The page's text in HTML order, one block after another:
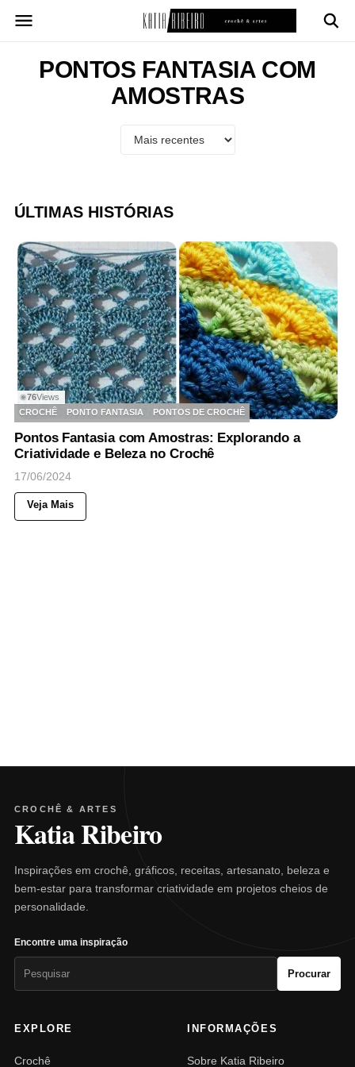
para
conteúdoPONTOS FANTASIA COM
AMOSTRAS
ÚLTIMAS HISTÓRIAS
◉76Views
CROCHÊ
PONTO FANTASIA PONTOS DE CROCHÊ
Pontos Fantasia com Amostras: Explorando a
Criatividade e Beleza no Crochê
17/06/2024
Veja Mais
CROCHÊ & ARTES
Katia Ribeiro
Inspirações em crochê, gráficos, receitas, artesanato, beleza e
bem-estar para transformar criatividade em projetos cheios de
personalidade.
Encontre uma inspiração
Procurar
EXPLORE
Crochê
INFORMAÇÕES
Sobre Katia Ribeiro